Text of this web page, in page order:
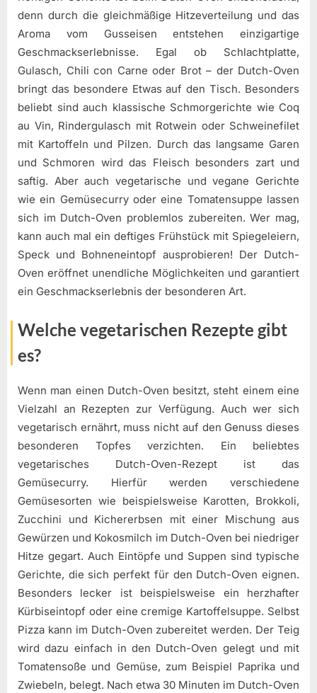
denn durch die gleichmäßige Hitzeverteilung und das
Aroma vom Gusseisen entstehen einzigartige
Geschmackserlebnisse. Egal ob Schlachtplatte,
Gulasch, Chili con Carne oder Brot – der Dutch-Oven
bringt das besondere Etwas auf den Tisch. Besonders
beliebt sind auch klassische Schmorgerichte wie Coq
au Vin, Rindergulasch mit Rotwein oder Schweinefilet
mit Kartoffeln und Pilzen. Durch das langsame Garen
und Schmoren wird das Fleisch besonders zart und
saftig. Aber auch vegetarische und vegane Gerichte
wie ein Gemüsecurry oder eine Tomatensuppe lassen
sich im Dutch-Oven problemlos zubereiten. Wer mag,
kann auch mal ein deftiges Frühstück mit Spiegeleiern,
Speck und Bohneneintopf ausprobieren! Der Dutch-
Oven eröffnet unendliche Möglichkeiten und garantiert
ein Geschmackserlebnis der besonderen Art.
Welche vegetarischen Rezepte gibt
es?
Wenn man einen Dutch-Oven besitzt, steht einem eine
Vielzahl an Rezepten zur Verfügung. Auch wer sich
vegetarisch ernährt, muss nicht auf den Genuss dieses
besonderen Topfes verzichten. Ein beliebtes
vegetarisches Dutch-Oven-Rezept ist das
Gemüsecurry. Hierfür werden verschiedene
Gemüsesorten wie beispielsweise Karotten, Brokkoli,
Zucchini und Kichererbsen mit einer Mischung aus
Gewürzen und Kokosmilch im Dutch-Oven bei niedriger
Hitze gegart. Auch Eintöpfe und Suppen sind typische
Gerichte, die sich perfekt für den Dutch-Oven eignen.
Besonders lecker ist beispielsweise ein herzhafter
Kürbiseintopf oder eine cremige Kartoffelsuppe. Selbst
Pizza kann im Dutch-Oven zubereitet werden. Der Teig
wird dazu einfach in den Dutch-Oven gelegt und mit
Tomatensoße und Gemüse, zum Beispiel Paprika und
Zwiebeln, belegt. Nach etwa 30 Minuten im Dutch-Oven